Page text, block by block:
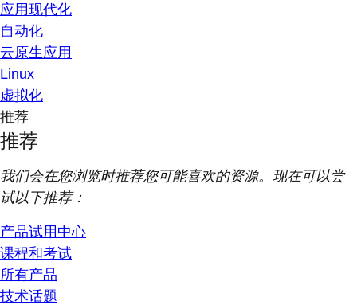
应用现代化
自动化
云原生应用
Linux
虚拟化
推荐
推荐
我们会在您浏览时推荐您可能喜欢的资源。现在可以尝
试以下推荐：
产品试用中心
课程和考试
所有产品
技术话题